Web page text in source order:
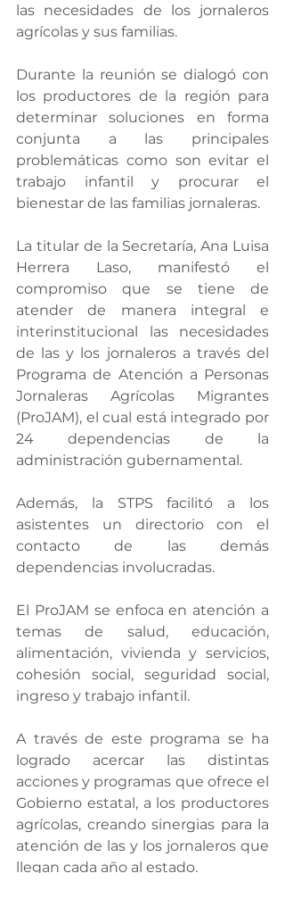
las necesidades de los jornaleros
agrícolas y sus familias.
Durante la reunión se dialogó con
los productores de la región para
determinar soluciones en forma
conjunta a las principales
problemáticas como son evitar el
trabajo infantil y procurar el
bienestar de las familias jornaleras.
La titular de la Secretaría, Ana Luisa
Herrera Laso, manifestó el
compromiso que se tiene de
atender de manera integral e
interinstitucional las necesidades
de las y los jornaleros a través del
Programa de Atención a Personas
Jornaleras Agrícolas Migrantes
(ProJAM), el cual está integrado por
24 dependencias de la
administración gubernamental.
Además, la STPS facilitó a los
asistentes un directorio con el
contacto de las demás
dependencias involucradas.
El ProJAM se enfoca en atención a
temas de salud, educación,
alimentación, vivienda y servicios,
cohesión social, seguridad social,
ingreso y trabajo infantil.
A través de este programa se ha
logrado acercar las distintas
acciones y programas que ofrece el
Gobierno estatal, a los productores
agrícolas, creando sinergias para la
atención de las y los jornaleros que
llegan cada año al estado.